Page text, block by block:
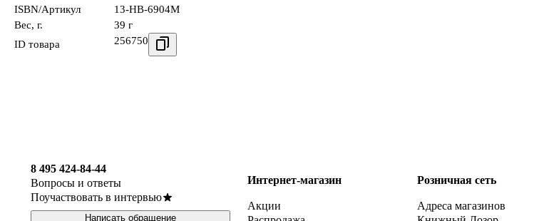
ISBN/Артикул
13-HB-6904M
Вес, г.
39 г
ID товара
256750
8 495 424-84-44
Вопросы и ответы
Поучаствовать в интервью
Написать обращение
Интернет-магазин
Акции
Розничная сеть
Адреса магазинов